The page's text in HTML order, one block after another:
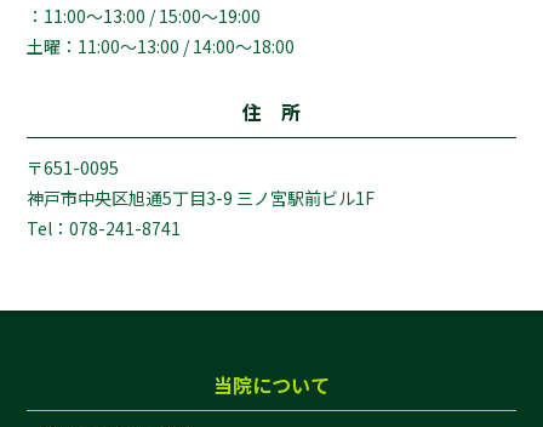
：11:00～13:00 / 15:00～19:00
土曜：11:00～13:00 / 14:00～18:00
住 所
〒651-0095
神戸市中央区旭通5丁目3-9 三ノ宮駅前ビル1F
Tel：078-241-8741
当院について